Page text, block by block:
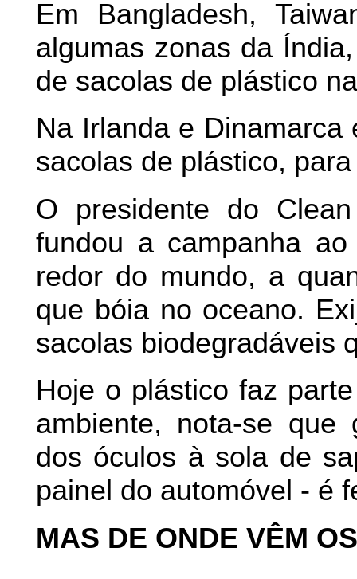
Em Bangladesh,
algumas zonas da
de sacolas de plástico
Na Irlanda e
sacolas de plástico,
O presidente do
fundou a campanha
redor do mundo, a
que bóia no oceano.
sacolas biodegradáveis
Hoje o plástico faz
ambiente, nota-se
dos óculos à sola de
painel do automóvel - é
MAS DE ONDE VÊM